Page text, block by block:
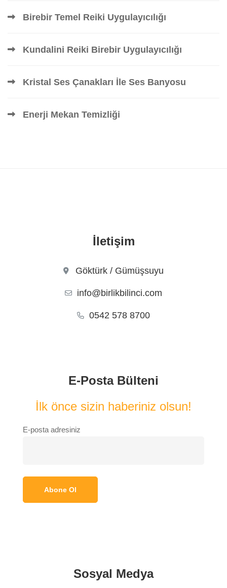
Birebir Temel Reiki Uygulayıcılığı
Kundalini Reiki Birebir Uygulayıcılığı
Kristal Ses Çanakları İle Ses Banyosu
Enerji Mekan Temizliği
İletişim
Göktürk / Gümüşsuyu
info@birlikbilinci.com
0542 578 8700
E-Posta Bülteni
İlk önce sizin haberiniz olsun!
E-posta adresiniz
Sosyal Medya